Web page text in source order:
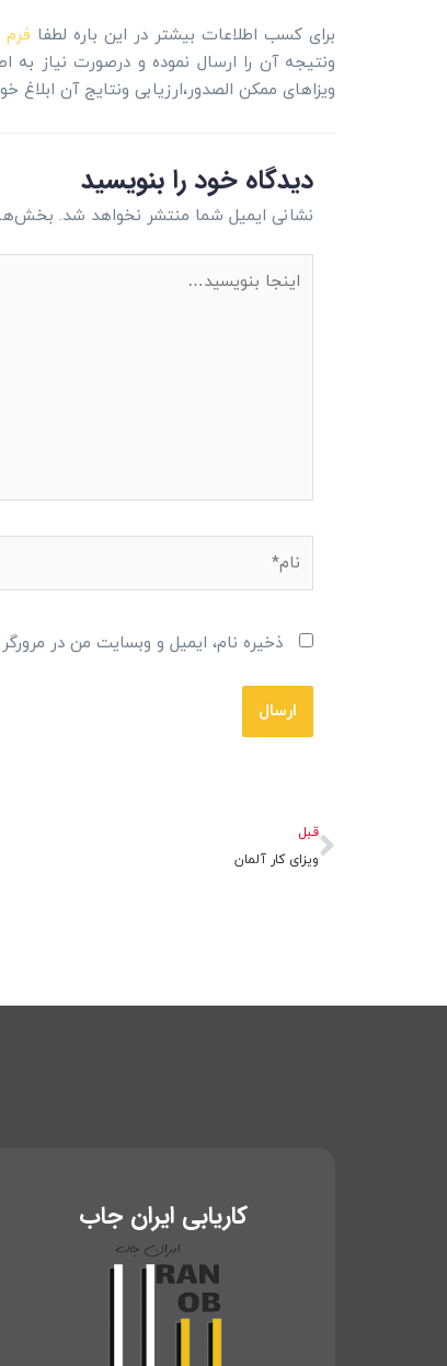
برای کسب اطلاعات بیشتر در این باره لطفا فرم
ونتیجه آن را ارسال نموده و درصورت نیاز
ویزاهای ممکن الصدور،ارزیابی ونتایج آن ابلاغ
دیدگاه‌ خود را بنویسید
نشانی ایمیل شما منتشر نخواهد شد.
بنویسید…
ذخیره نام، ایمیل و وبسایت من در
قبلی
قبل
ویزای کار آلمان
کاریابی ایران جاب